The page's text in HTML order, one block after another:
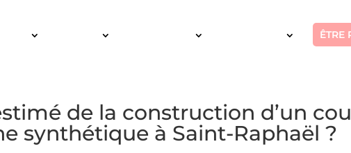
ÊTRE
de la construction d’un
synthétique à Saint-Raphaël ?